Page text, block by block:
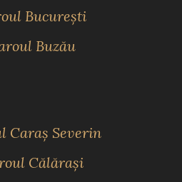
Bucureşti
Buzău
Caraş Severin
Călăraşi